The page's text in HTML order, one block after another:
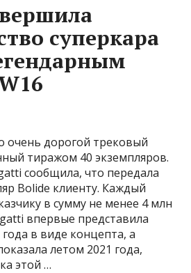
суперкара
очень дорогой трековый
тиражом 40 экземпляров.
сообщила, что передала
Bolide клиенту. Каждый
в сумму не менее 4 млн
впервые представила
в виде концепта, а
летом 2021 года,
этой …